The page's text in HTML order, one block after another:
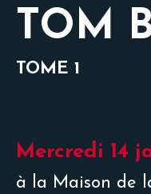
TOM
TOME 1
Mercredi 14
à la Maison de